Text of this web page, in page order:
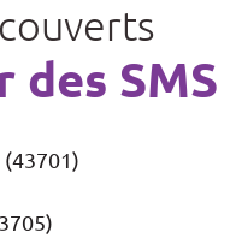
des SMS
(43701)